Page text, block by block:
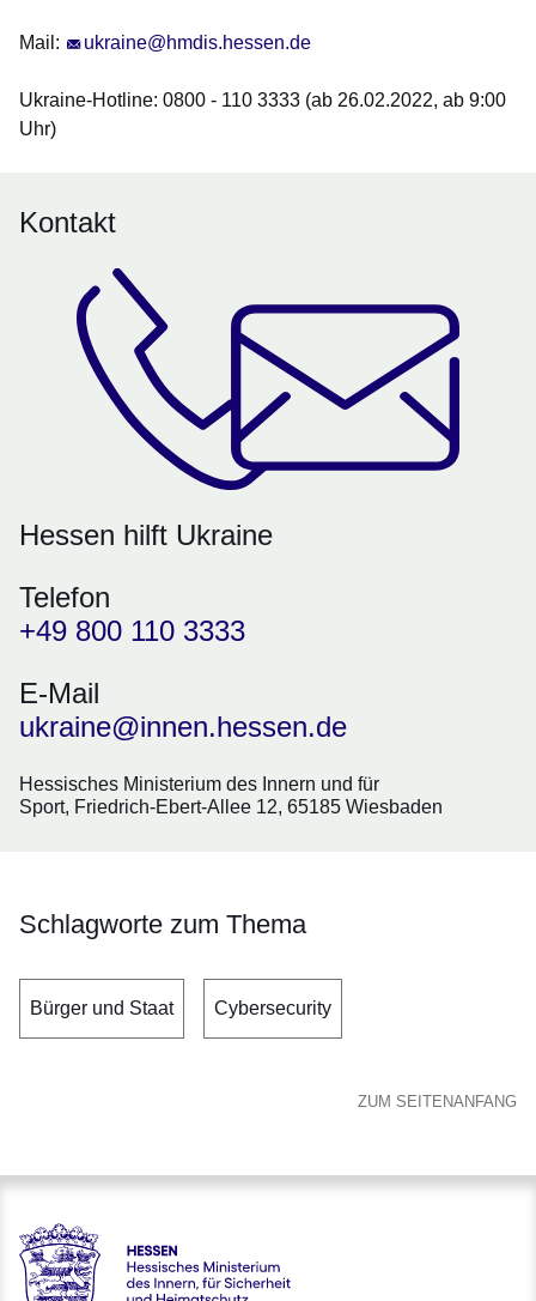
Mail: ukraine@hmdis.hessen.de
Ukraine-Hotline: 0800 - 110 3333 (ab 26.02.2022, ab 9:00
Uhr)
Kontakt
Hessen hilft Ukraine
Telefon
+49 800 110 3333
E-Mail
ukraine@innen.hessen.de
Hessisches Ministerium des Innern und für
Sport, Friedrich-Ebert-Allee 12, 65185 Wiesbaden
Schlagworte zum Thema
Bürger und Staat Cybersecurity
ZUM SEITENANFANG